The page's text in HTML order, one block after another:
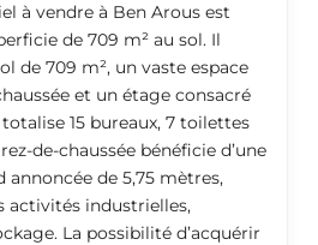
à vendre à Ben Arous est
de 709 m² au sol. Il
de 709 m², un vaste espace
et un étage consacré
15 bureaux, 7 toilettes
de-chaussée bénéficie d’une
annoncée de 5,75 mètres,
activités industrielles,
La possibilité d’acquérir